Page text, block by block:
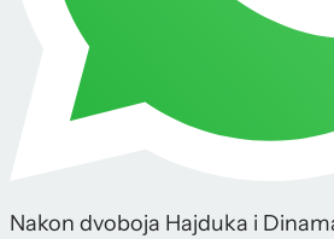
Nakon dvoboja Hajduka i